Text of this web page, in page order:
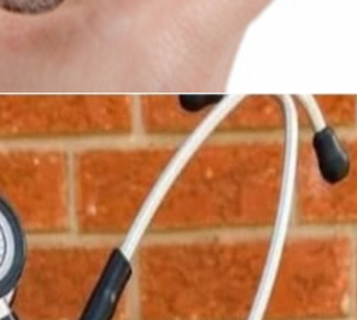
ಭಾಗಕ್ಕೆ ಯಾವುದೇ
ಬ್ಯಾಂಡೇಜ್ ಮಾಡಬೇಡಿ,
ಉಂಟಾಗಬಹುದು